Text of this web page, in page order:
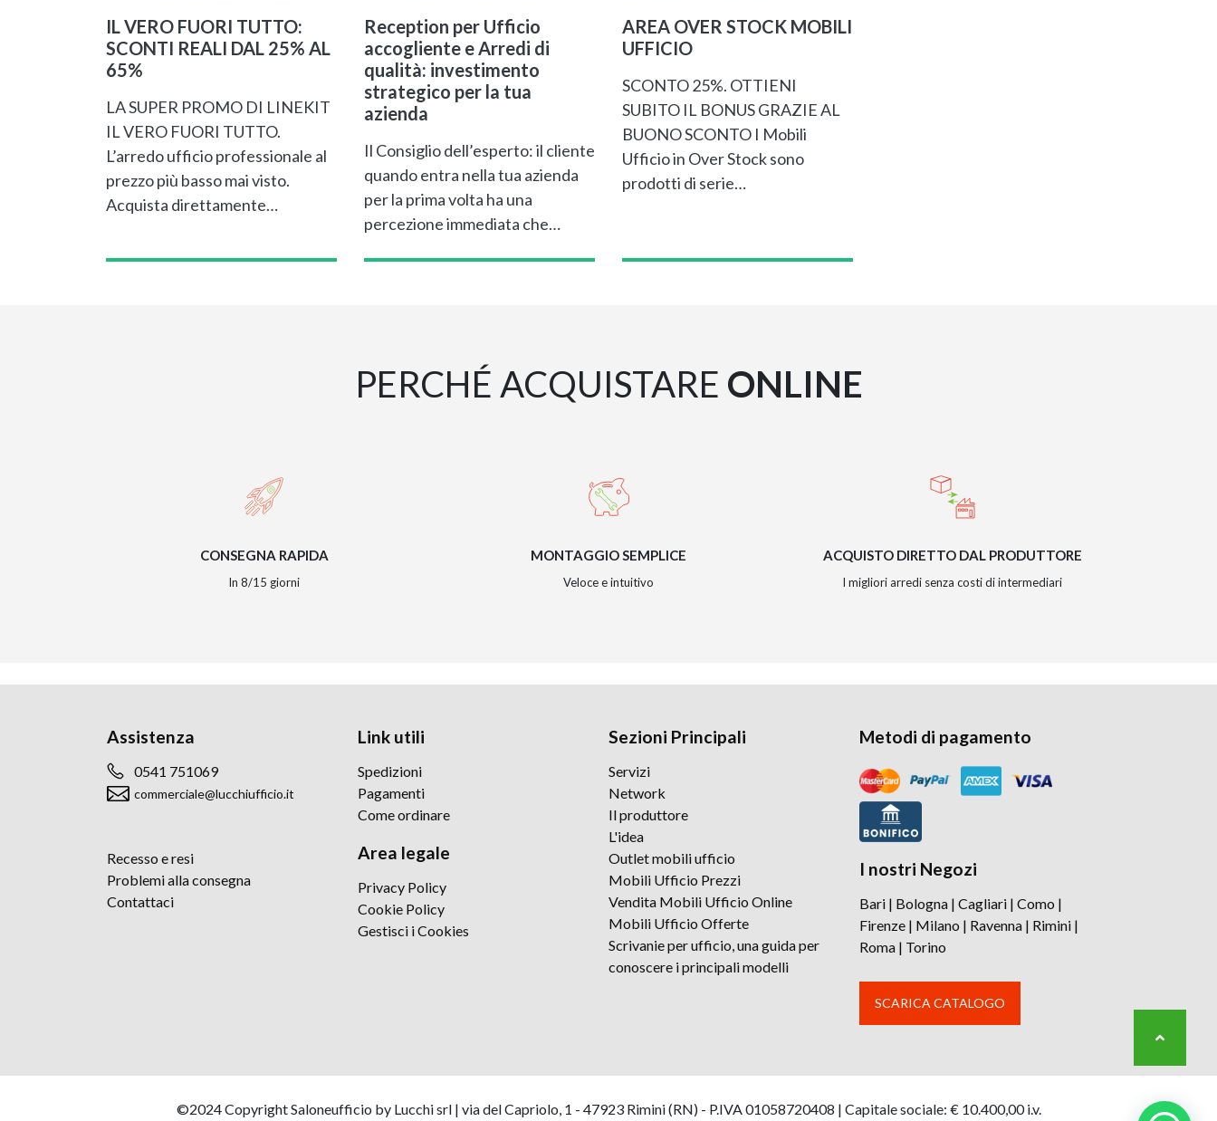
IL VERO FUORI TUTTO:
SCONTI REALI DAL 25% AL
65%
LA SUPER PROMO DI LINEKIT
IL VERO FUORI TUTTO.
L’arredo ufficio professionale al
prezzo più basso mai visto.
Acquista direttamente…
Reception per Ufficio
accogliente e Arredi di
qualità: investimento
strategico per la tua
azienda
Il Consiglio dell’esperto: il cliente
quando entra nella tua azienda
per la prima volta ha una
percezione immediata che…
AREA OVER STOCK MOBILI
UFFICIO
SCONTO 25%. OTTIENI
SUBITO IL BONUS GRAZIE AL
BUONO SCONTO I Mobili
Ufficio in Over Stock sono
prodotti di serie…
PERCHÉ ACQUISTARE ONLINE
CONSEGNA RAPIDA
In 8/15 giorni
MONTAGGIO SEMPLICE
Veloce e intuitivo
ACQUISTO DIRETTO DAL PRODUTTORE
I migliori arredi senza costi di intermediari
Assistenza
0541 751069
commerciale@lucchiufficio.it
Recesso e resi
Problemi alla consegna
Contattaci
Link utili
Spedizioni
Pagamenti
Come ordinare
Area legale
Privacy Policy
Cookie Policy
Gestisci i Cookies
Sezioni Principali
Servizi
Network
Il produttore
L'idea
Outlet mobili ufficio
Mobili Ufficio Prezzi
Vendita Mobili Ufficio Online
Mobili Ufficio Offerte
Scrivanie per ufficio, una guida per
conoscere i principali modelli
Metodi di pagamento
I nostri Negozi
Bari | Bologna | Cagliari | Como |
Firenze | Milano | Ravenna | Rimini |
Roma | Torino
SCARICA CATALOGO
©2024 Copyright Saloneufficio by Lucchi srl | via del Capriolo, 1 - 47923 Rimini (RN) - P.IVA 01058720408 | Capitale sociale: € 10.400,00 i.v.